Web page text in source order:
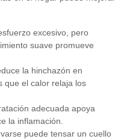
excesivo, pero
suave promueve
la hinchazón en
que el calor relaja los
adecuada apoya
la inflamación.
puede tensar un cuello